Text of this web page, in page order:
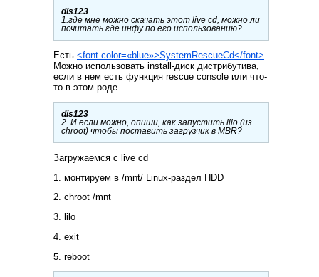
dis123
1.где мне можно скачать этот live cd, можно ли
почитать где инфу по его использованию?
Есть <font color=«blue»>SystemRescueCd</font>.
Можно использовать install-диск дистрибутива,
если в нем есть функция rescue console или что-
то в этом роде.
dis123
2. И если можно, опиши, как запустить lilo (из
chroot) чтобы поставить загрузчик в MBR?
Загружаемся с live cd
1. монтируем в /mnt/ Linux-раздел HDD
2. chroot /mnt
3. lilo
4. exit
5. reboot